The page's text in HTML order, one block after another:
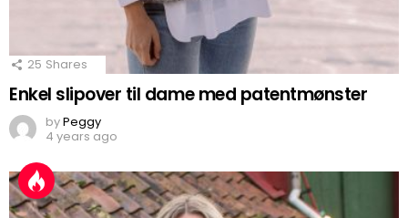
25 Shares
Enkel slipover til dame med patentmønster
byPeggy
4 years ago